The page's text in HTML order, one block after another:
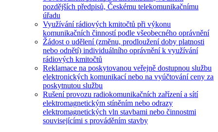
pozdějších předpisů, Českému telekomunikačnímu
úřadu
Využívání rádiových kmitočtů při výkonu
komunikačních činností podle všeobecného oprávnění
Žádost o udělení (změnu, prodloužení doby platnosti
nebo odnětí) individuálního oprávnění k využívání
rádiových kmitočtů
Reklamace na poskytovanou veřejně dostupnou službu
elektronických komunikací nebo na vyúčtování ceny za
poskytnutou službu
Rušení provozu radiokomunikačních zařízení a sítí
elektromagnetickým stíněním nebo odrazy
elektromagnetických vln stavbami nebo činnostmi
souvisejícími s prováděním stavby